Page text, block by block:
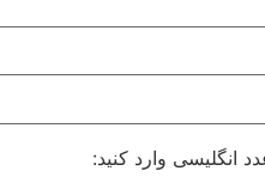
انگلیسی وارد کنید: